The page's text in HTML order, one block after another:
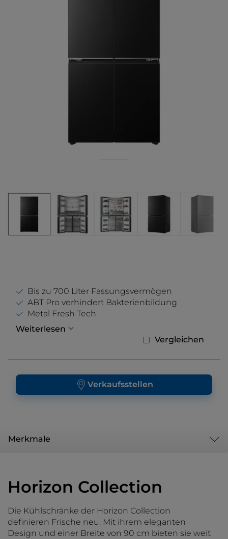
Bis zu 700 Liter Fassungsvermögen
ABT Pro verhindert Bakterienbildung
Metal Fresh Tech
Weiterlesen
Vergleichen
Verkaufsstellen
Merkmale
Horizon Collection
Die Kühlschränke der Horizon Collection
definieren Frische neu. Mit ihrem eleganten
Design und einer Breite von 90 cm bieten sie weit